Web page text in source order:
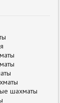
шахматы